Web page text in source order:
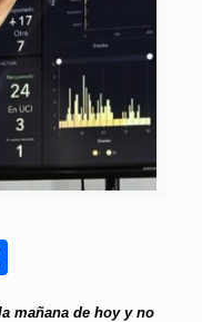
mañana de hoy y no